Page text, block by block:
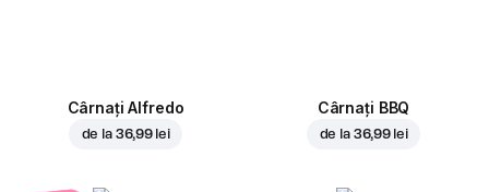
Cârnați Alfredo
de la 36,99 lei
Cârnați BBQ
de la 36,99 lei